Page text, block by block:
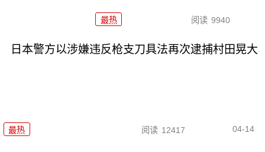
最热 阅读 9940
日本警方以涉嫌违反枪支刀具法再次逮捕村田晃大
最热 阅读 12417 04-14